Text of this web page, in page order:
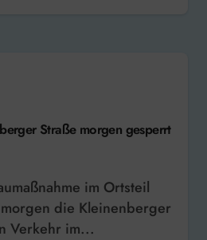
Straße morgen gesperrt
die Kleinenberger
Verkehr im...